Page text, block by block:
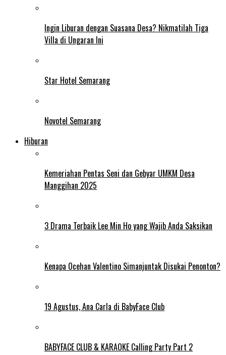
Ingin Liburan dengan Suasana Desa? Nikmatilah Tiga
Villa di Ungaran Ini
Star Hotel Semarang
Novotel Semarang
Hiburan
Kemeriahan Pentas Seni dan Gebyar UMKM Desa
Manggihan 2025
3 Drama Terbaik Lee Min Ho yang Wajib Anda Saksikan
Kenapa Ocehan Valentino Simanjuntak Disukai Penonton?
19 Agustus, Ana Carla di BabyFace Club
BABYFACE CLUB & KARAOKE Calling Party Part 2